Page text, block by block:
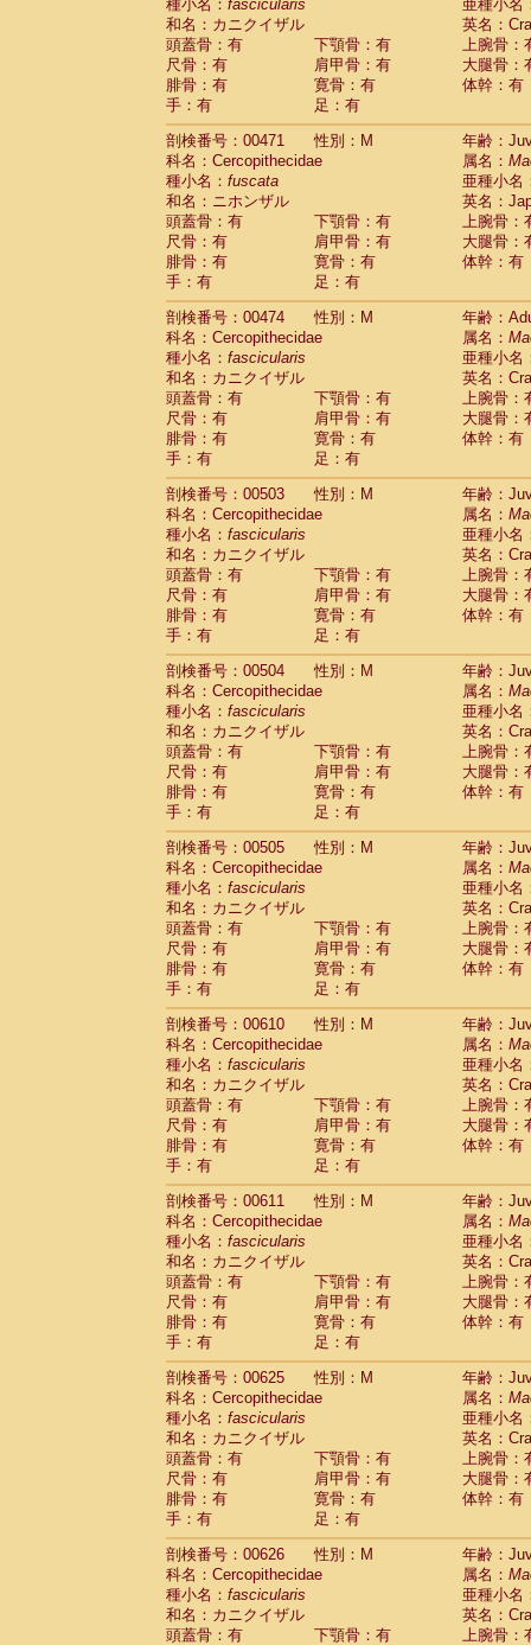
種小名： fascicularis
亜種小名
和名：カニクイザル
英名：
頭蓋骨：有
下顎骨：有
上腕骨：
尺骨：有
肩甲骨：有
大腿骨：
腓骨：有
寛骨：有
体幹：有
手：有
足：有
剖検番号：00471
性別：M
年齢：
科名：Cercopithecidae
属名：
種小名： fuscata
亜種小名
和名：ニホンザル
英名：
頭蓋骨：有
下顎骨：有
上腕骨：
尺骨：有
肩甲骨：有
大腿骨：
腓骨：有
寛骨：有
体幹：有
手：有
足：有
剖検番号：00474
性別：M
年齢：
科名：Cercopithecidae
属名：
種小名： fascicularis
亜種小名
和名：カニクイザル
英名：
頭蓋骨：有
下顎骨：有
上腕骨：
尺骨：有
肩甲骨：有
大腿骨：
腓骨：有
寛骨：有
体幹：有
手：有
足：有
剖検番号：00503
性別：M
年齢：
科名：Cercopithecidae
属名：
種小名： fascicularis
亜種小名
和名：カニクイザル
英名：
頭蓋骨：有
下顎骨：有
上腕骨：
尺骨：有
肩甲骨：有
大腿骨：
腓骨：有
寛骨：有
体幹：有
手：有
足：有
剖検番号：00504
性別：M
年齢：
科名：Cercopithecidae
属名：
種小名： fascicularis
亜種小名
和名：カニクイザル
英名：
頭蓋骨：有
下顎骨：有
上腕骨：
尺骨：有
肩甲骨：有
大腿骨：
腓骨：有
寛骨：有
体幹：有
手：有
足：有
剖検番号：00505
性別：M
年齢：
科名：Cercopithecidae
属名：
種小名： fascicularis
亜種小名
和名：カニクイザル
英名：
頭蓋骨：有
下顎骨：有
上腕骨：
尺骨：有
肩甲骨：有
大腿骨：
腓骨：有
寛骨：有
体幹：有
手：有
足：有
剖検番号：00610
性別：M
年齢：
科名：Cercopithecidae
属名：
種小名： fascicularis
亜種小名
和名：カニクイザル
英名：
頭蓋骨：有
下顎骨：有
上腕骨：
尺骨：有
肩甲骨：有
大腿骨：
腓骨：有
寛骨：有
体幹：有
手：有
足：有
剖検番号：00611
性別：M
年齢：
科名：Cercopithecidae
属名：
種小名： fascicularis
亜種小名
和名：カニクイザル
英名：
頭蓋骨：有
下顎骨：有
上腕骨：
尺骨：有
肩甲骨：有
大腿骨：
腓骨：有
寛骨：有
体幹：有
手：有
足：有
剖検番号：00625
性別：M
年齢：
科名：Cercopithecidae
属名：
種小名： fascicularis
亜種小名
和名：カニクイザル
英名：
頭蓋骨：有
下顎骨：有
上腕骨：
尺骨：有
肩甲骨：有
大腿骨：
腓骨：有
寛骨：有
体幹：有
手：有
足：有
剖検番号：00626
性別：M
年齢：
科名：Cercopithecidae
属名：
種小名： fascicularis
亜種小名
和名：カニクイザル
英名：
頭蓋骨：有
下顎骨：有
上腕骨：